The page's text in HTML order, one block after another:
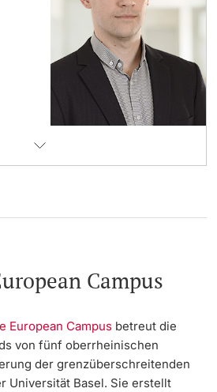
Campus
European Campus betreut die
von fünf oberrheinischen
der grenzüberschreitenden
Universität Basel. Sie erstellt